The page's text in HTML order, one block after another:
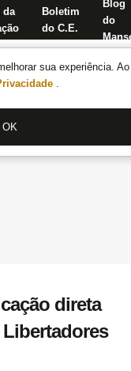
sua experiência.
.
OK
da
Boletim
do C.E.
Blog
do
direta